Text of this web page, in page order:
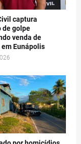
captura
de golpe
venda de
Eunápolis